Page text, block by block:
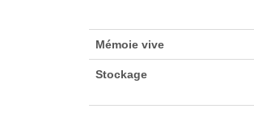
Mémoie vive
Stockage